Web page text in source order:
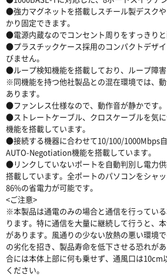
●強力マグネットを搭載しスチール製デスク
かり固定できます。
●電源内蔵なのでコンセント周りをすっきりと
●プラスチックケース採用のコンパクトデザ
びません。
●ループ検知機能を搭載しており、ループ障害
※同機能を持つ他社製品との混在環境では、
あります。
●ファンレス仕様なので、動作音が静かです。
●ストレートケーブル、クロスケーブルを気
機能を搭載しています。
●接続する機器に合わせて10/100/1000Mbps自
AUTO-Negotiation機能を搭載しています。
●リンクしていないポートを自動判別し電力
搭載しています。全ポートのパソコンをシャ
86%の省電力が可能です。
<ご注意>
※本製品は通電のみの場合と通信を行ってい
ります。特に通信を大量に継続して行うと、
があります。風通りの少ない放熱の悪い環境
の劣化を招き、製品寿命を低下させる恐れが
合には本体上部に何も乗せず、通風口は10cm
ください。